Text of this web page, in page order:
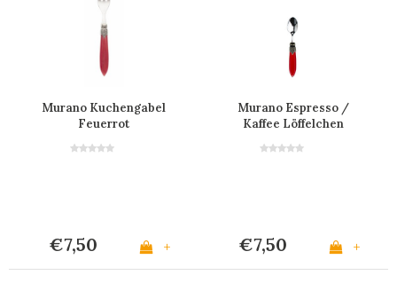
Murano Kuchengabel
Feuerrot
€7,50 +
Murano Espresso /
Kaffee Löffelchen
€7,50 +